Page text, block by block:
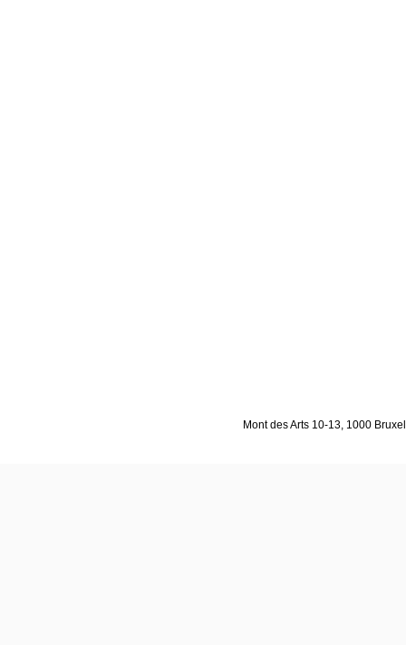
Mont des Arts 10-13, 1000